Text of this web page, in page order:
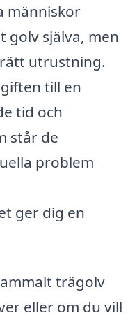
människor
golv själva, men
utrustning.
till en
tid och
står de
problem
ger dig en
trägolv
eller om du vill